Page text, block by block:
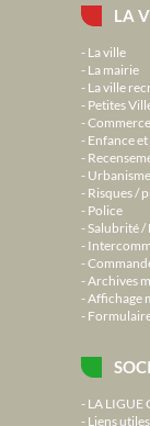
LA
La ville
La mairie
La ville
Petites
Enfance
Risques /
Police
Salubrité /
Archives
Affichage
LA LIGUE
Liens utiles